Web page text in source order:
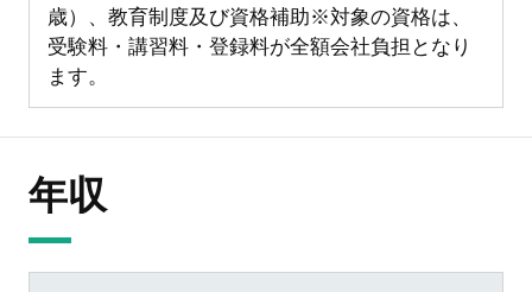
歳）、教育制度及び資格補助※対象の資格は、
受験料・講習料・登録料が全額会社負担となり
ます。
年収